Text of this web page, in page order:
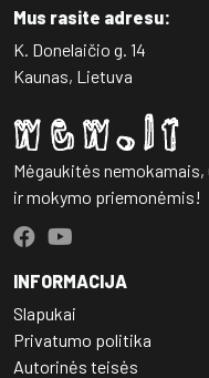
Mus rasite adresu:
K. Donelaičio g. 14
Kaunas, Lietuva
Mėgaukitės
ir mokymo priemonėmis!
INFORMACIJA
Slapukai
Privatumo politika
Autorinės teisės